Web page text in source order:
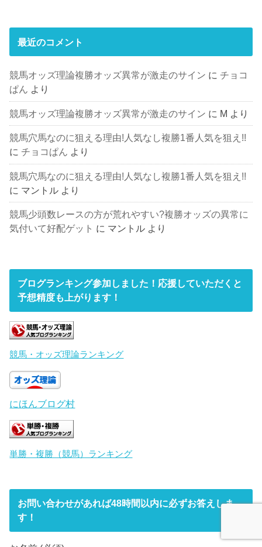
最近のコメント
競馬オッズ理論複勝オッズ異常が激走のサイン に チョコ
ぱん より
競馬オッズ理論複勝オッズ異常が激走のサイン に M より
競馬穴馬なのに狙える理由!人気なし複勝1番人気を狙え!!
に チョコぱん より
競馬穴馬なのに狙える理由!人気なし複勝1番人気を狙え!!
に マントル より
競馬少頭数レースの方が荒れやすい?複勝オッズの異常に
気付いて好配ゲット に マントル より
ブログランキング参加しました！応援していただくと
予想精度も上がります！
競馬・オッズ理論ランキング
にほんブログ村
単勝・複勝（競馬）ランキング
お問い合わせがあれば48時間以内に必ずお答えしま
す！